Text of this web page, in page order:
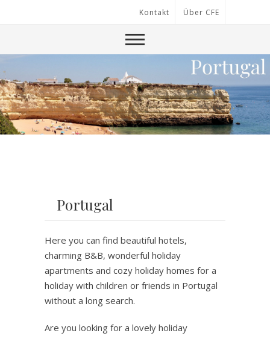
Kontakt Über CFE
Portugal
Here you can find beautiful hotels,
charming B&B, wonderful holiday
apartments and cozy holiday homes for a
holiday with children or friends in Portugal
without a long search.
Are you looking for a lovely holiday